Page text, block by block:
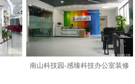
南山科技园-感臻科技办公室装修